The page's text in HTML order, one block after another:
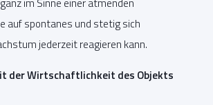
auf spontanes und stetig sich
jederzeit reagieren kann.
der Wirtschaftlichkeit des Objekts